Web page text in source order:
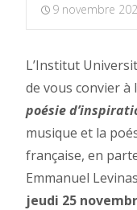
9 novembre
L’Institut
de vous convier à
poésie
musique et la
française, en
Emmanuel
jeudi 25